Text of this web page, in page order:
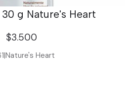
g Nature's Heart
$3.500
|Nature's Heart